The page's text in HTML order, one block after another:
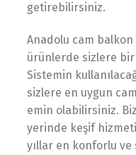
getirebilirsiniz.
Anadolu cam balkon
ürünlerde sizlere
Sistemin
sizlere en uygun
emin olabilirsiniz.
yerinde keşif hizmeti
yıllar en konforlu ve